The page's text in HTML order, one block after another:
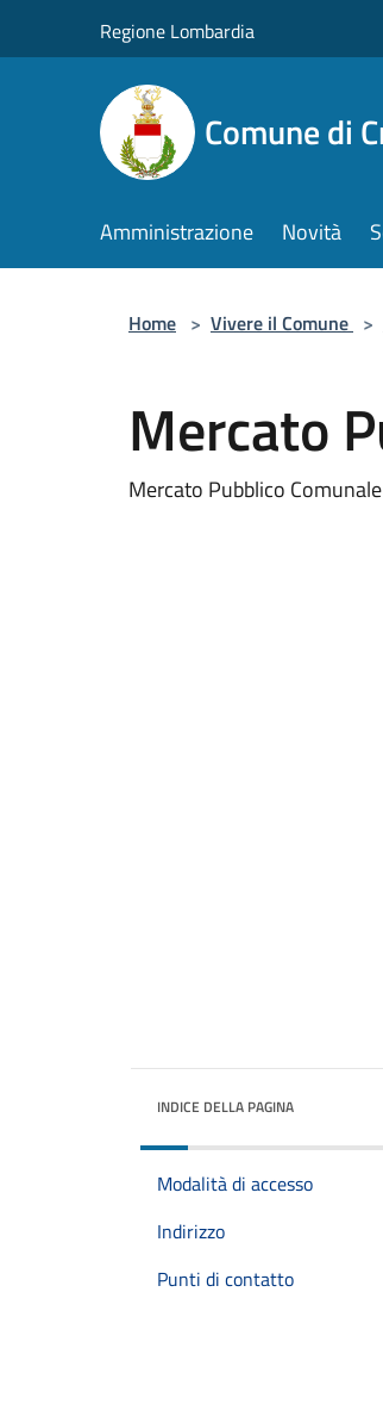
Regione Lombardia
Comune di
Amministrazione Novità
Home > Vivere il Comune >
Mercato
Mercato Pubblico Comunale
INDICE DELLA PAGINA
Modalità di accesso
Indirizzo
Punti di contatto